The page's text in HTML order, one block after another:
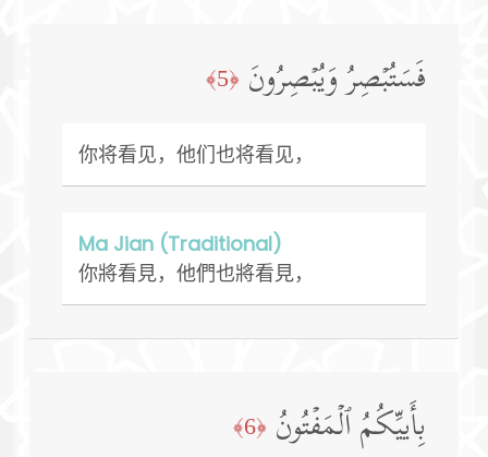
فَسَتُبۡصِرُ وَیُبۡصِرُونَ ﴿5﴾
你将看见，他们也将看见，
Ma Jian (Traditional)
你將看見，他們也將看見，
بِأَییِّكُمُ ٱلۡمَفۡتُونُ ﴿6﴾